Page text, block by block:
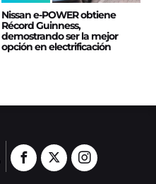
Nissan e‑POWER obtiene
Récord Guinness,
demostrando ser la mejor
opción en electrificación